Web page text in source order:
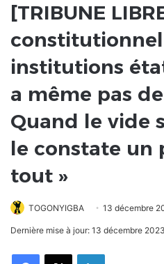
[TRIBUNE
institutions
a même pas
Quand le vide
le constate un
tout »
TOGONYIGBA 13 décembre
Dernière mise à jour: 13 décembre 2023
FacebookX Linkedin